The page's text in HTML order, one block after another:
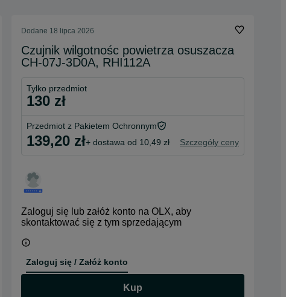
Dodane 18 lipca 2026
Czujnik wilgotnośc powietrza osuszacza
CH-07J-3D0A, RHI112A
Tylko przedmiot
130 zł
Przedmiot z Pakietem Ochronnym
139,20 zł+ dostawa od 10,49 zł Szczegóły ceny
Zaloguj się lub załóż konto na OLX, aby
skontaktować się z tym sprzedającym
Zaloguj się / Załóż konto
Kup